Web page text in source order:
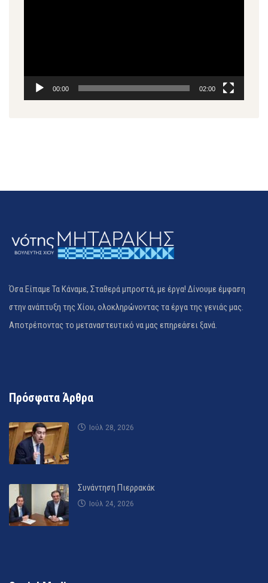
00:00 02:00
Όσα Είπαμε Τα Κάναμε, Σταθερά μπροστά, με έργα! Δίνουμε έμφαση
στην ανάπτυξη της Χίου, ολοκληρώνοντας τα έργα της γενιάς μας.
Αποτρέποντας το μεταναστευτικό να μας επηρεάσει ξανά.
Πρόσφατα Άρθρα
Ιούλ 28, 2026
Συνάντηση Πιερρακάκ
Ιούλ 24, 2026